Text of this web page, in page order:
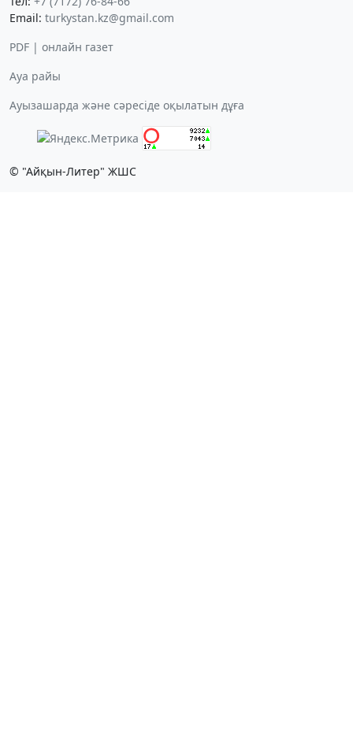
Email: turkystan.kz@gmail.com
PDF | онлайн газет
Ауа райы
Ауызашарда және сәресіде оқылатын дұға
© "Айқын-Литер" ЖШС